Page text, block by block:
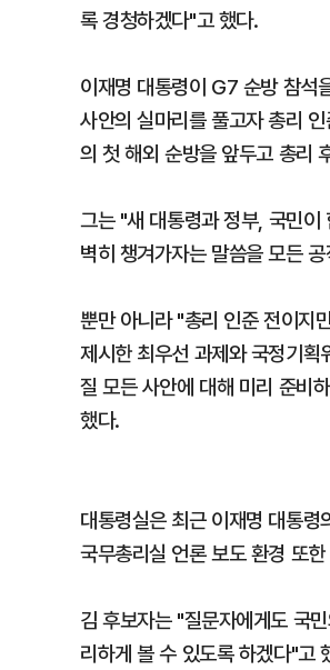
록 경청하겠다"고 했다.
이재명 대통령이 G7 순방 참석
사안의 실마리를 풀고자 총리
의 첫 해외 순방을 앞두고 총리
그는 "새 대통령과 정부, 국민
벽히 챙겨가자는 말씀을 모든
뿐만 아니라 "총리 인준 전이지
제시한 최우선 과제와 국정기
질 모든 사안에 대해 미리 준비
했다.
대통령실은 최근 이재명 대통
국무총리실 언론 보도 환경 또
김 후보자는 "질문자에게도 국
리하게 볼 수 있도록 하겠다"고